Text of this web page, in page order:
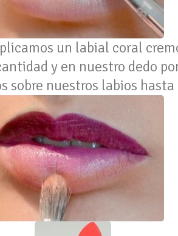
un labial coral
y en nuestro dedo
sobre nuestros labios